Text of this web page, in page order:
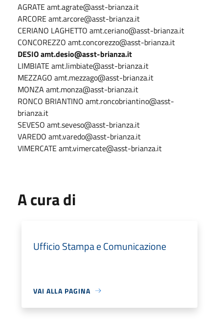
AGRATE amt.agrate@asst-brianza.it
ARCORE amt.arcore@asst-brianza.it
CERIANO LAGHETTO amt.ceriano@asst-brianza.it
CONCOREZZO amt.concorezzo@asst-brianza.it
DESIO amt.desio@asst-brianza.it
LIMBIATE amt.limbiate@asst-brianza.it
MEZZAGO amt.mezzago@asst-brianza.it
MONZA amt.monza@asst-brianza.it
RONCO BRIANTINO amt.roncobriantino@asst-
brianza.it
SEVESO amt.seveso@asst-brianza.it
VAREDO amt.varedo@asst-brianza.it
VIMERCATE amt.vimercate@asst-brianza.it
A cura di
Ufficio Stampa e Comunicazione
VAI ALLA PAGINA